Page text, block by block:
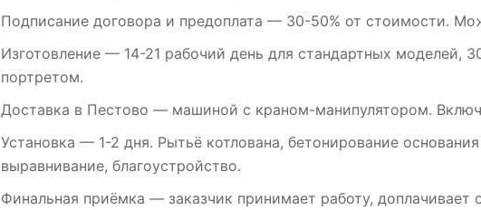
Подписание договора и предоплата — 30-50% от стоимости.
Изготовление— 14-21 рабочий день для стандартных моделей,
портретом.
Доставка в Пестово — машиной с краном-манипулятором.
Установка — 1-2 дня. Рытьё котлована, бетонирование
выравнивание, благоустройство.
Финальная приёмка — заказчик принимает работу, доплачивает